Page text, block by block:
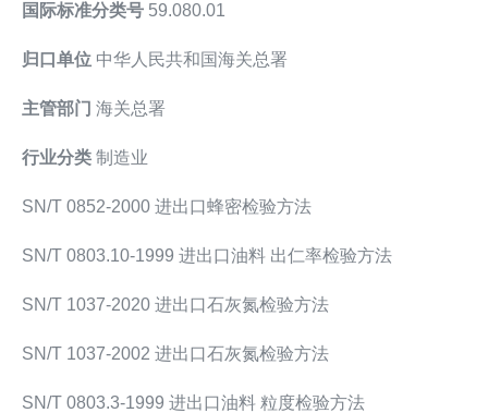
国际标准分类号 59.080.01
归口单位 中华人民共和国海关总署
主管部门 海关总署
行业分类 制造业
SN/T 0852-2000 进出口蜂密检验方法
SN/T 0803.10-1999 进出口油料 出仁率检验方法
SN/T 1037-2020 进出口石灰氮检验方法
SN/T 1037-2002 进出口石灰氮检验方法
SN/T 0803.3-1999 进出口油料 粒度检验方法